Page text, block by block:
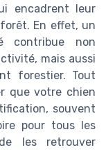
encadrent leur
En effet, un
contribue non
mais aussi
forestier. Tout
que votre chien
souvent
pour tous les
les retrouver